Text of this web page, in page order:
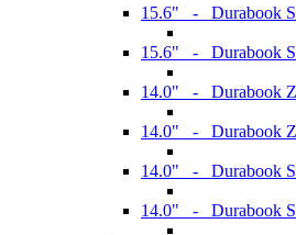
15.6" - Durabook
15.6" - Durabook
14.0" - Durabook
14.0" - Durabook
14.0" - Durabook
14.0" - Durabook